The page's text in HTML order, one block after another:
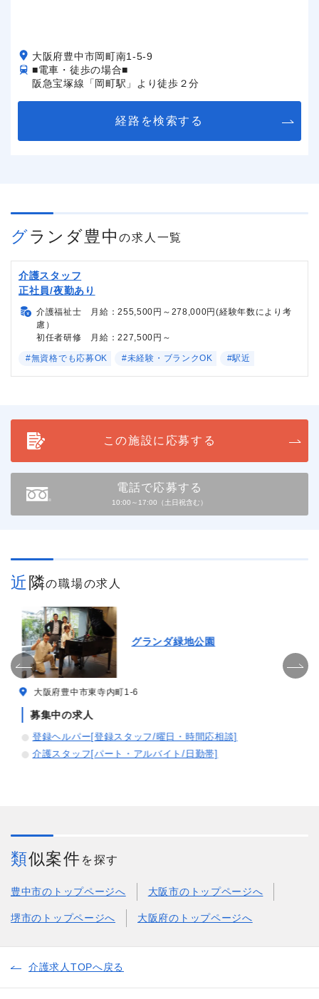
大阪府豊中市岡町南1-5-9
■電車・徒歩の場合■
阪急宝塚線「岡町駅」より徒歩２分
経路を検索する
グランダ豊中の求人一覧
介護スタッフ
正社員/夜勤あり
介護福祉士 月給：255,500円～278,000円(経験年数により考
慮）
初任者研修 月給：227,500円～
#無資格でも応募OK #未経験・ブランクOK #駅近
この施設に応募する
電話で応募する
10:00～17:00（土日祝含む）
近隣の職場の求人
グランダ緑地公園
大阪府豊中市東寺内町1-6
募集中の求人
登録ヘルパー[登録スタッフ/曜日・時間応相談]
介護スタッフ[パート・アルバイト/日勤帯]
類似案件 を探す
豊中市のトップページへ 大阪市のトップページへ
堺市のトップページへ 大阪府のトップページへ
介護求人TOPへ戻る